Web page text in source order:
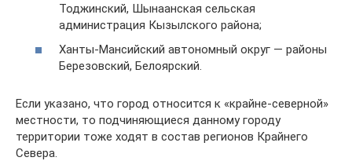
Тоджинский, Шынаанская сельская
администрация Кызылского района;
Ханты-Мансийский автономный округ — районы
Березовский, Белоярский.
Если указано, что город относится к «крайне-северной»
местности, то подчиняющиеся данному городу
территории тоже ходят в состав регионов Крайнего
Севера.